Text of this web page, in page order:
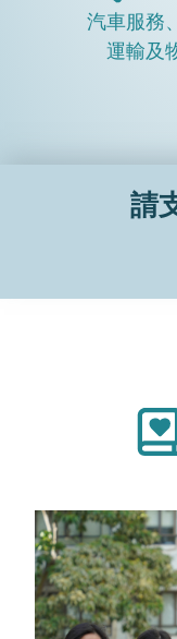
汽車服務
運輸及
請